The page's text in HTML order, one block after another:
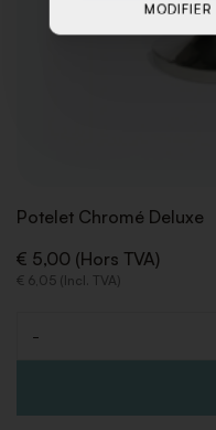
Potelet Chromé Deluxe
€ 5,00 (Hors TVA)
€ 6,05 (Incl. TVA)
-
MODIFIER